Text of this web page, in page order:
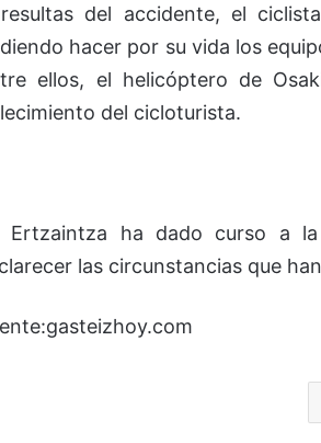
del accidente, el
hacer por su vida los
ellos, el helicóptero de
del cicloturista.
Ertzaintza ha dado curso a
las circunstancias que